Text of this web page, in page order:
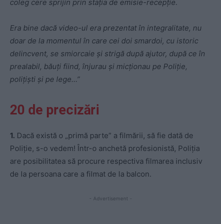
coleg cere sprijin prin stația de emisie-recepție.
Era bine dacă video-ul era prezentat în integralitate, nu
doar de la momentul în care cei doi smardoi, cu istoric
delincvent, se smiorcaie și strigă după ajutor, după ce în
prealabil, băuți fiind, înjurau și micționau pe Poliție,
polițiști și pe lege…”
20 de precizări
1. Dacă există o „primă parte” a filmării, să fie dată de
Poliție, s-o vedem! Într-o anchetă profesionistă, Poliția
are posibilitatea să procure respectiva filmarea inclusiv
de la persoana care a filmat de la balcon.
- Advertisement -